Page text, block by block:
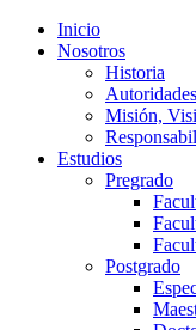
Inicio
Nosotros
Historia
Autoridades
Misión,
Estudios
Pregrado
Postgrado